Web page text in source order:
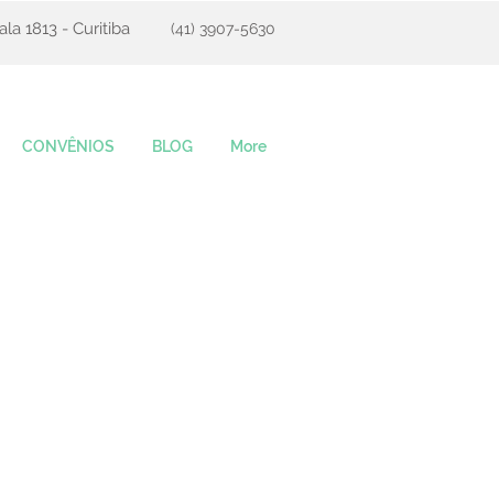
(41) 3907-5630
1813 - Curitiba
CONVÊNIOS BLOG More